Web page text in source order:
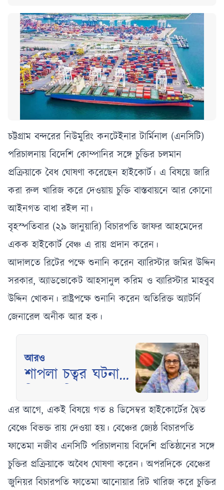
চট্টগ্রাম বন্দরের নিউমুরিং কনটেইনার টার্মিনাল (এনসিটি)
পরিচালনায় বিদেশি কোম্পানির সঙ্গে চুক্তির চলমান
প্রক্রিয়াকে বৈধ ঘোষণা করেছেন হাইকোর্ট। এ বিষয়ে জারি
করা রুল খারিজ করে দেওয়ায় চুক্তি বাস্তবায়নে আর কোনো
আইনগত বাধা রইল না।
বৃহস্পতিবার (২৯ জানুয়ারি) বিচারপতি জাফর আহমেদের
একক হাইকোর্ট বেঞ্চ এ রায় প্রদান করেন।
আদালতে রিটের পক্ষে শুনানি করেন ব্যারিস্টার জমির উদ্দিন
সরকার, অ্যাডভোকেট আহসানুল করিম ও ব্যারিস্টার মাহবুব
উদ্দিন খোকন। রাষ্ট্রপক্ষে শুনানি করেন অতিরিক্ত অ্যাটর্নি
জেনারেল অনীক আর হক।
আরও
শাপলা চত্বর ঘটনার
ধাপ, আনুষ্ঠানিক
অভিযোগ দাখিল
এর আগে, একই বিষয়ে গত ৪ ডিসেম্বর হাইকোর্টের দ্বৈত
বেঞ্চে বিভক্ত রায় দেওয়া হয়। বেঞ্চের জ্যেষ্ঠ বিচারপতি
ফাতেমা নজীব এনসিটি পরিচালনায় বিদেশি প্রতিষ্ঠানের সঙ্গে
চুক্তির প্রক্রিয়াকে অবৈধ ঘোষণা করেন। অপরদিকে বেঞ্চের
জুনিয়র বিচারপতি ফাতেমা আনোয়ার রিট খারিজ করে চুক্তির